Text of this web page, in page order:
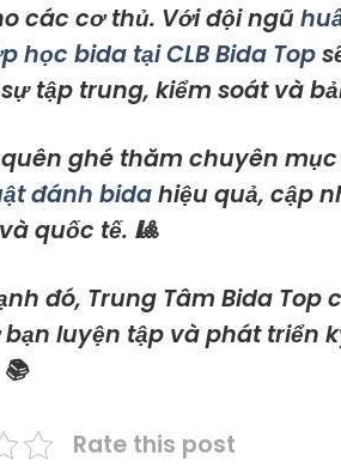
các cơ thủ. Với đội ngũ
học bida tại CLB Bida Top
tập trung, kiểm soát và
ghé thăm chuyên mục
đánh bidahiệu quả, cập
quốc tế. 🎱
đó, Trung Tâm Bida Top
luyện tập và phát triển
Rate this post